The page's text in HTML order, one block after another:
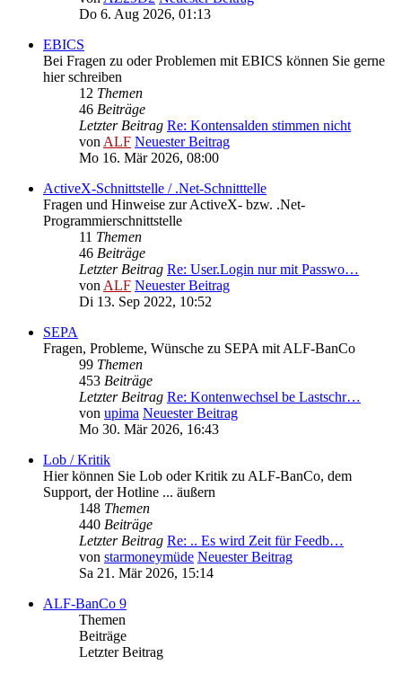
Do 6. Aug 2026, 01:13
EBICS
Bei Fragen zu oder Problemen mit EBICS können Sie gerne
hier schreiben
12 Themen
46 Beiträge
Letzter Beitrag Re: Kontensalden stimmen nicht
vonALF Neuester Beitrag
Mo 16. Mär 2026, 08:00
ActiveX-Schnittstelle / .Net-Schnitttelle
Fragen und Hinweise zur ActiveX- bzw. .Net-
Programmierschnittstelle
11 Themen
46 Beiträge
Letzter Beitrag Re: User.Login nur mit Passwo…
vonALF Neuester Beitrag
Di 13. Sep 2022, 10:52
SEPA
Fragen, Probleme, Wünsche zu SEPA mit ALF-BanCo
99 Themen
453 Beiträge
Letzter Beitrag Re: Kontenwechsel be Lastschr…
von upima Neuester Beitrag
Mo 30. Mär 2026, 16:43
Lob / Kritik
Hier können Sie Lob oder Kritik zu ALF-BanCo, dem
Support, der Hotline ... äußern
148 Themen
440 Beiträge
Letzter Beitrag Re: .. Es wird Zeit für Feedb…
von starmoneymüde Neuester Beitrag
Sa 21. Mär 2026, 15:14
ALF-BanCo 9
Themen
Beiträge
Letzter Beitrag